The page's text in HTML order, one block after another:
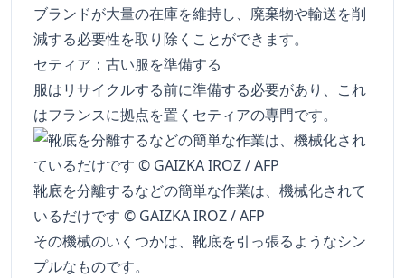
ブランドが大量の在庫を維持し、廃棄物や輸送を削
減する必要性を取り除くことができます。
セティア：古い服を準備する
服はリサイクルする前に準備する必要があり、これ
はフランスに拠点を置くセティアの専門です。
靴底を分離するなどの簡単な作業は、機械化されて
いるだけです © GAIZKA IROZ / AFP
その機械のいくつかは、靴底を引っ張るようなシン
プルなものです。